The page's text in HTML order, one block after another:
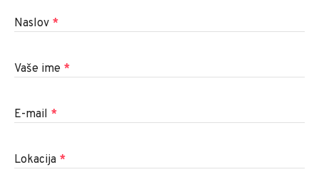
Naslov *
Vaše ime *
E-mail *
Lokacija *